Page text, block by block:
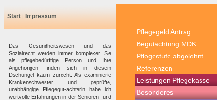
Start | Impressum
Pflegegeld Antrag
Begutachtung MDK
Pflegestufe abgelehnt
Referenzen
Leistungen Pflegekasse
Besonderes